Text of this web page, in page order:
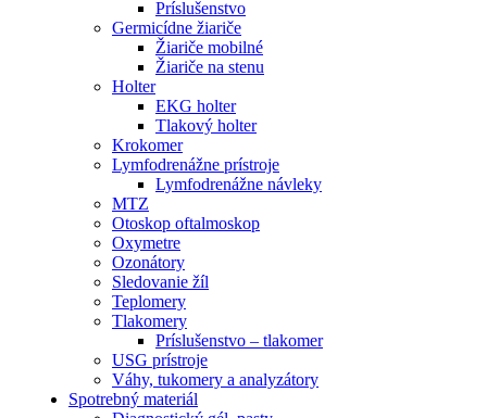
Príslušenstvo
Germicídne žiariče
Žiariče mobilné
Žiariče na stenu
Holter
EKG holter
Tlakový holter
Krokomer
Lymfodrenážne prístroje
Lymfodrenážne návleky
MTZ
Otoskop oftalmoskop
Oxymetre
Ozonátory
Sledovanie žíl
Teplomery
Tlakomery
Príslušenstvo – tlakomer
USG prístroje
Váhy, tukomery a analyzátory
Spotrebný materiál